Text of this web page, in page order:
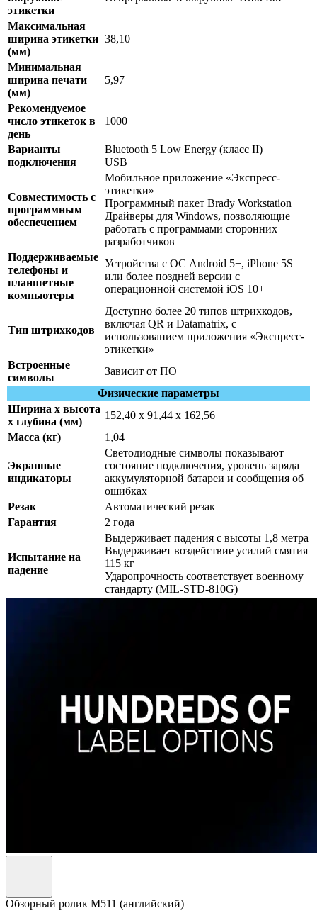
этикетки
Максимальная
ширина этикетки
(мм)
38,10
Минимальная
ширина печати
(мм)
5,97
Рекомендуемое
число этикеток в
день
1000
Варианты
подключения
Bluetooth 5 Low Energy (класс II)
USB
Совместимость с
программным
обеспечением
Мобильное приложение «Экспресс-
этикетки»
Программный пакет Brady Workstation
Драйверы для Windows, позволяющие
работать с программами сторонних
разработчиков
Поддерживаемые
телефоны и
планшетные
компьютеры
Устройства с ОС Android 5+, iPhone 5S
или более поздней версии с
операционной системой iOS 10+
Тип штрихкодов
Доступно более 20 типов штрихкодов,
включая QR и Datamatrix, с
использованием приложения «Экспресс-
этикетки»
Встроенные
символы
Зависит от ПО
Физические параметры
Ширина x высота
x глубина (мм)
152,40 x 91,44 x 162,56
Масса (кг)
1,04
Экранные
индикаторы
Светодиодные символы показывают
состояние подключения, уровень заряда
аккумуляторной батареи и сообщения об
ошибках
Резак
Автоматический резак
Гарантия
2 года
Испытание на
падение
Выдерживает падения с высоты 1,8 метра
Выдерживает воздействие усилий смятия
115 кг
Ударопрочность соответствует военному
стандарту (MIL-STD-810G)
Обзорный ролик M511 (английский)